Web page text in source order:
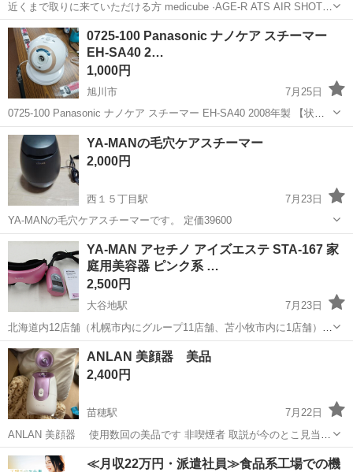
近くまで取りに来ていただける方 medicube ·AGE-R ATS AIR SHOT
·MICRO TONER SPRAY 2つセット 新品未開封品
北海道 札幌市
0725-100 Panasonic ナノケア スチーマー
EH-SA40 2…
1,000円
旭川市
7月25日
0725-100 Panasonic ナノケア スチーマー EH-SA40 2008年製 【状
態】 ・使用に伴う多少のスレ、キズ、落としきれない汚れなどござい
ます ・詳細は現地でご確認ください ・お値引きは出...
北海道 旭川市 ナノケア
YA-MANの毛穴ケアスチーマー
2,000円
西１５丁目駅
7月23日
YA-MANの毛穴ケアスチーマーです。 定価39600
北海道 札幌市 美容家電
YA-MAN アセチノ アイズエステ STA-167 家
庭用美容器 ピンク系 …
2,500円
大谷地駅
7月23日
北海道内12店舗（札幌市内にグループ11店舗、苫小牧市内に1店舗）
Used Goods Market ★ユーズドグッズマーケット★ 総合リサイクルシ
北海道 札幌市 大谷地駅 美容家電
ANLAN 美顔器 美品
2,400円
苗穂駅
7月22日
ANLAN 美顔器 使用数回の美品です 非喫煙者 取説が今のとこ見当た
りませんので 使用法わかるかた ノークレームノーリターン
北海道 札幌市 苗穂駅 美容家電 美顔器
≪月収22万円・派遣社員≫食品系工場での機